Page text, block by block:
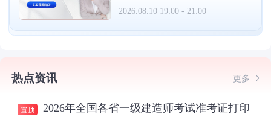
2026.08.10 19:00 - 21:00
热点资讯 更多
2026年全国各省一级建造师考试准考证打印